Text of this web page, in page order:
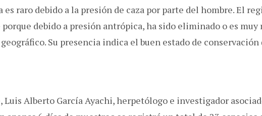
es raro debido a la presión de caza por parte del hombre. El
debido a presión antrópica, ha sido eliminado o es muy
Su presencia indica el buen estado de conservación
Luis Alberto García Ayachi, herpetólogo e investigador